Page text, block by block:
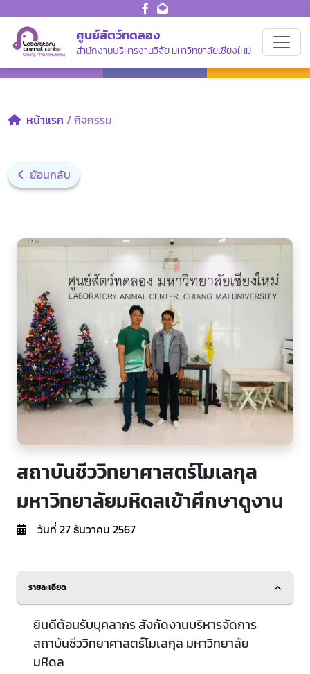
ศูนย์สัตว์ทดลอง
สำนักงานบริหารงานวิจัย มหาวิทยาลัยเชียงใหม่
หน้าแรก / กิจกรรม
ย้อนกลับ
สถาบันชีววิทยาศาสตร์โมเลกุล
มหาวิทยาลัยมหิดลเข้าศึกษาดูงาน
วันที่ 27 ธันวาคม 2567
รายละเอียด
ยินดีต้อนรับบุคลากร สังกัดงานบริหารจัดการ
สถาบันชีววิทยาศาสตร์โมเลกุล มหาวิทยาลัย
มหิดล